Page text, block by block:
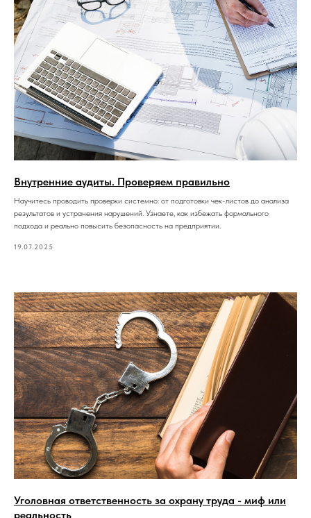
Внутренние аудиты. Проверяем правильно
Научитесь проводить проверки системно: от подготовки чек-листов до анализа
результатов и устранения нарушений. Узнаете, как избежать формального
подхода и реально повысить безопасность на предприятии.
19.07.2025
Уголовная ответственность за охрану труда - миф или
реальность